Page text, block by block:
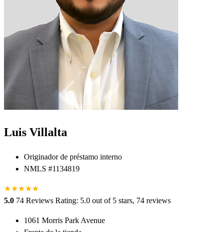
Luis Villalta
Originador de préstamo interno
NMLS #1134819
★★★★★
★
5.0 74 Reviews Rating: 5.0 out of 5 stars, 74 reviews
1061 Morris Park Avenue